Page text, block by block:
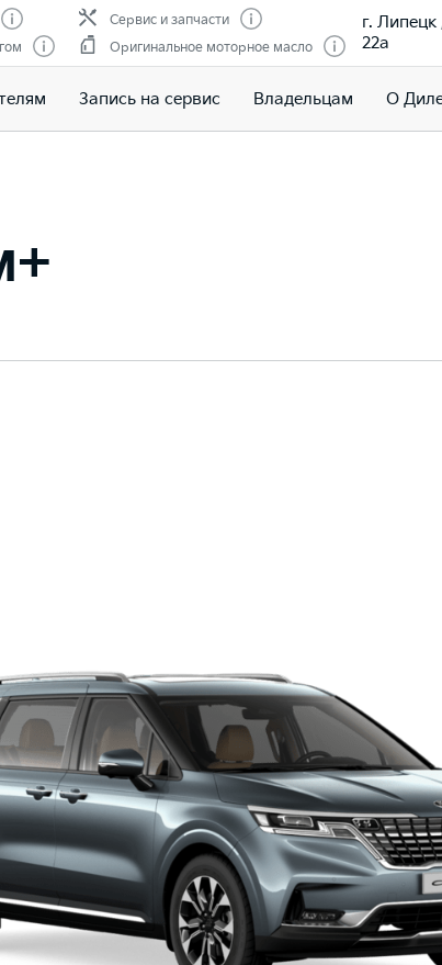
Сервис и запчасти
Оригинальное моторное масло
г.
22а
Запись на сервис Владельцам О